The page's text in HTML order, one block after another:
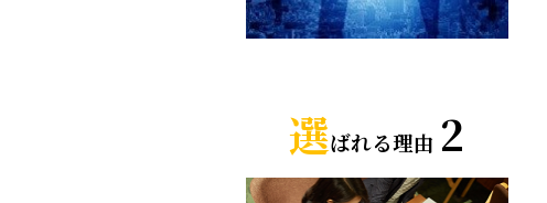
選ばれる理由 2